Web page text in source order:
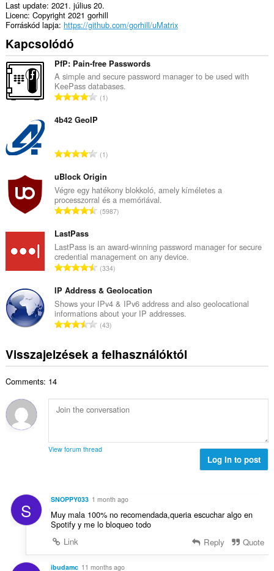
egy
panelt
ad
oldalsávhoz.
Ez
a
kiegészítő
hozzáfér
a
böngészési
tevékenységhez.
extension
can
store
an
amount
client-
side
data.
Last update 2021. július 20.
Licenc Copyright 2021 gorhill
Forráskód lapja https://github.com/gorhill/uMatrix
Kapcsolódó
PfP: Pain-free Passwords
A simple and secure password manager to be used with
KeePass databases.
Ö
s
s
r
t
é
k
l
é
s
z
á
m
a
1
4b42 GeoIP
Ö
s
z
e
s
t
é
k
e
l
é
s
z
á
:
1
uBlock Origin
Végre egy hatékony blokkoló, amely kíméletes a
processzorral és a memóriával.
Ö
z
e
s
r
t
é
k
l
é
z
a
:
5987
LastPass
LastPass is an award-winning password manager for secure
credential management on any device.
Ö
s
z
e
s
r
t
e
l
s
a
:
334
IP Address & Geolocation
Shows your IPv4 & IPv6 address and also geolocational
informations about your IP addresses.
Ö
z
é
r
k
s
z
á
a
43
Visszajelzések a felhasználóktól
Comments: 14
View forum thread
Log in to post
S SNOPPY033 1 month ago
Muy mala 100% no recomendada,queria escuchar algo en
Spotify y me lo bloqueo todo
Link
Reply Quote
ibudamc 11 months ago